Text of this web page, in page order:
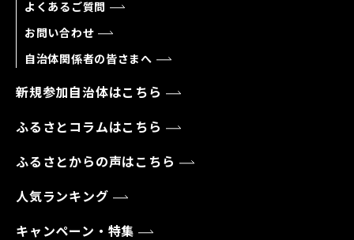
よくあるご質問
お問い合わせ
自治体関係者の皆さまへ
新規参加自治体はこちら
ふるさとコラムはこちら
ふるさとからの声はこちら
人気ランキング
キャンペーン・特集